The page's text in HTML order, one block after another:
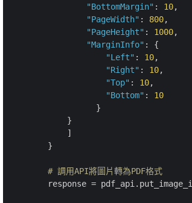
"BottomMargin" : 10,
"PageWidth" : 800,
"PageHeight" : 1000,
"MarginInfo" : {
"Left" : 10,
"Right" : 10,
"Top" : 10,
"Bottom" : 10
                  }
            }
            ]
        }
# 調用API將圖片轉為PDF格式
response =